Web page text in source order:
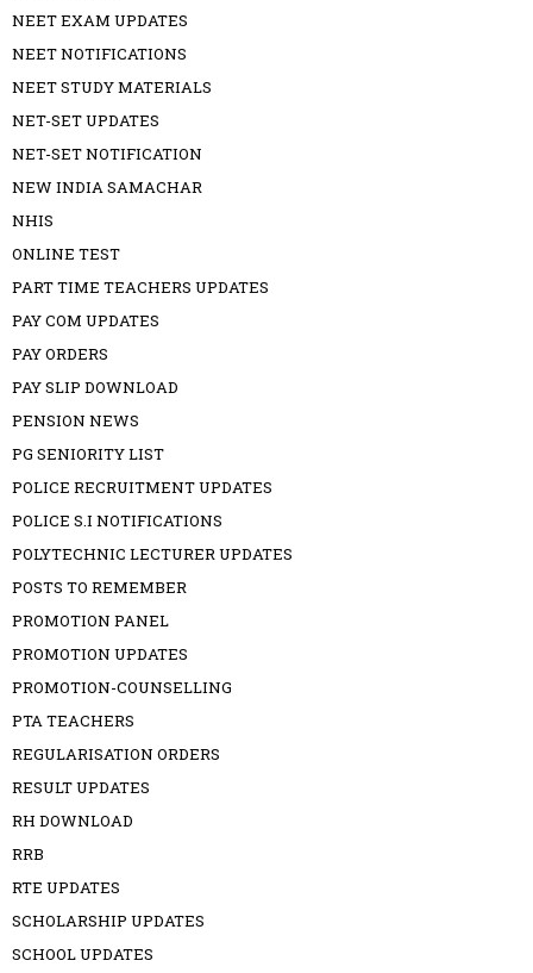
NEET EXAM UPDATES
NEET NOTIFICATIONS
NEET STUDY MATERIALS
NET-SET UPDATES
NET-SET NOTIFICATION
NEW INDIA SAMACHAR
NHIS
ONLINE TEST
PART TIME TEACHERS UPDATES
PAY COM UPDATES
PAY ORDERS
PAY SLIP DOWNLOAD
PENSION NEWS
PG SENIORITY LIST
POLICE RECRUITMENT UPDATES
POLICE S.I NOTIFICATIONS
POLYTECHNIC LECTURER UPDATES
POSTS TO REMEMBER
PROMOTION PANEL
PROMOTION UPDATES
PROMOTION-COUNSELLING
PTA TEACHERS
REGULARISATION ORDERS
RESULT UPDATES
RH DOWNLOAD
RRB
RTE UPDATES
SCHOLARSHIP UPDATES
SCHOOL UPDATES